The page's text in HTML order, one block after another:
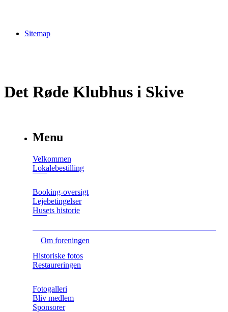
Sitemap
Det Røde Klubhus i Skive
Menu
Velkommen
Lokalebestilling
Booking-oversigt
Lejebetingelser
Husets historie
Om foreningen
Historiske fotos
Restaureringen
Fotogalleri
Bliv medlem
Sponsorer